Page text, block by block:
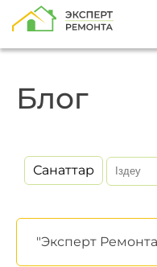
Блог
Санаттар
"Эксперт